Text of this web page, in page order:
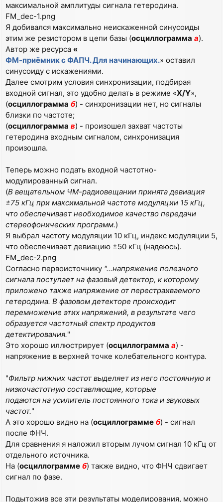
максимальной амплитуды сигнала гетеродина.
FM_dec-1.png
Я добивался максимально неискаженной синусоиды
этим же резистором в цепи базы (осциллограмма а).
Автор же ресурса «
ФМ-приёмник с ФАПЧ. Для начинающих.» оставил
синусоиду с искажениями.
Далее смотрим условия синхронизации, подбирая
входной сигнал, это удобно делать в режиме «X/Y»,
(осциллограмма б) - синхронизации нет, но сигналы
близки по частоте;
(осциллограмма в) - произошел захват частоты
гетеродина входным сигналом, синхронизация
произошла.
Теперь можно подать входной частотно-
модулированный сигнал.
(В вещательном ЧМ-радиовещании принята девиация
±75 кГц при максимальной частоте модуляции 15 кГц,
что обеспечивает необходимое качество передачи
стереофонических программ.)
Я выбрал частоту модуляции 10 кГц, индекс модуляции 5,
что обеспечивает девиацию ±50 кГц (надеюсь).
FM_dec-2.png
Согласно первоисточнику "...напряжение полезного
сигнала поступает на фазовый детектор, к которому
приложено также напряжение от перестраиваемого
гетеродина. В фазовом детекторе происходит
перемножение этих напряжений, в результате чего
образуется частотный спектр продуктов
детектирования."
Это хорошо иллюстрирует (осциллограмма а) -
напряжение в верхней точке колебательного контура.
"Фильтр нижних частот выделяет из него постоянную и
низкочастотную составляющие, которые
подаются на усилитель постоянного тока и звуковых
частот."
А это хорошо видно на (осциллограмме б) - сигнал
после ФНЧ.
Для сравнения я наложил вторым лучом сигнал 10 кГц от
отдельного источника.
На (осциллограмме б) также видно, что ФНЧ сдвигает
сигнал по фазе.
Подытожив все эти результаты моделирования, можно